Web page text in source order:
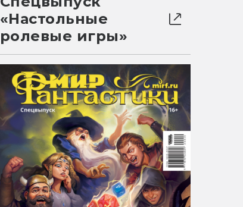
«Настольные
ролевые игры»